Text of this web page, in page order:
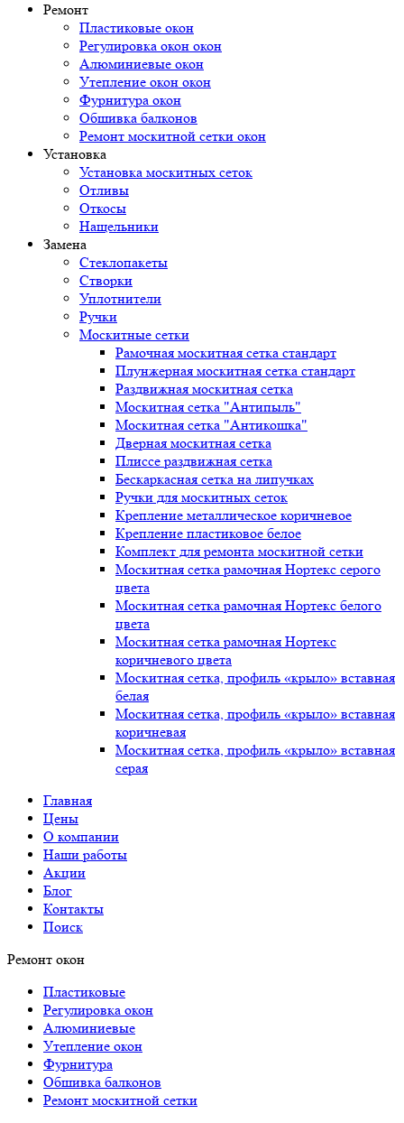
Ремонт
Пластиковые окон
Регулировка окон окон
Алюминиевые окон
Утепление окон окон
Фурнитура окон
Обшивка балконов
Ремонт москитной сетки окон
Установка
Установка москитных сеток
Отливы
Откосы
Нащельники
Замена
Стеклопакеты
Створки
Уплотнители
Ручки
Москитные сетки
Рамочная москитная сетка стандарт
Плунжерная москитная сетка стандарт
Раздвижная москитная сетка
Москитная сетка "Антипыль"
Москитная сетка "Антикошка"
Дверная москитная сетка
Плиссе раздвижная сетка
Бескаркасная сетка на липучках
Ручки для москитных сеток
Крепление металлическое коричневое
Крепление пластиковое белое
Комплект для ремонта москитной сетки
Москитная сетка рамочная Нортекс серого
цвета
Москитная сетка рамочная Нортекс белого
цвета
Москитная сетка рамочная Нортекс
коричневого цвета
Москитная сетка, профиль «крыло» вставная
белая
Москитная сетка, профиль «крыло» вставная
коричневая
Москитная сетка, профиль «крыло» вставная
серая
Главная
Цены
О компании
Наши работы
Акции
Блог
Контакты
Поиск
Ремонт окон
Пластиковые
Регулировка окон
Алюминиевые
Утепление окон
Фурнитура
Обшивка балконов
Ремонт москитной сетки